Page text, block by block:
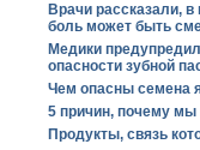
Врачи рассказали, в
боль может быть
Медики
опасности зубной
Чем опасны семена
5 причин, почему
Продукты, связь